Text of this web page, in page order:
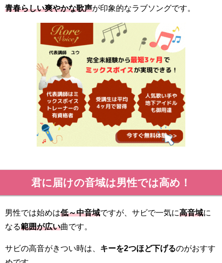
青春らしい爽やかな歌声が印象的なラブソングです。
君に届けの音域は男性では高め！
男性では始めは低～中音域ですが、サビで一気に高音域に
なる範囲が広い曲です。
サビの高音がきつい時は、 キーを2つほど下げるのがおすす